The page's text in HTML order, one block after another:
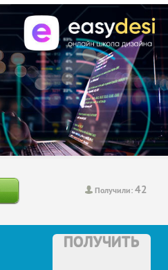
Получили:42
ПОЛУЧИТЬ